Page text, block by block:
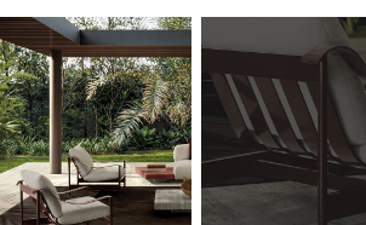
2